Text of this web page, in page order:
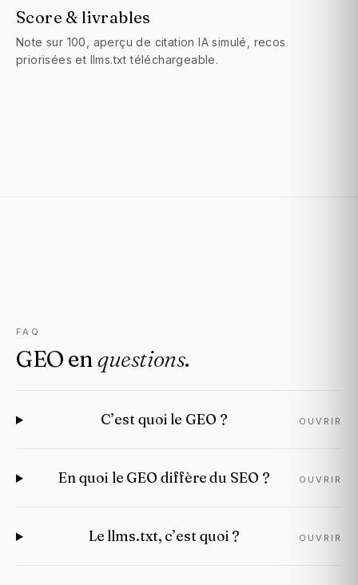
Score & livrables
Note sur 100, aperçu de citation IA simulé, recos
priorisées et llms.txt téléchargeable.
FAQ
GEO enquestions.
C’est quoi le GEO ? OUVRIR
En quoi le GEO diffère du SEO ? OUVRIR
Le llms.txt, c’est quoi ? OUVRIR